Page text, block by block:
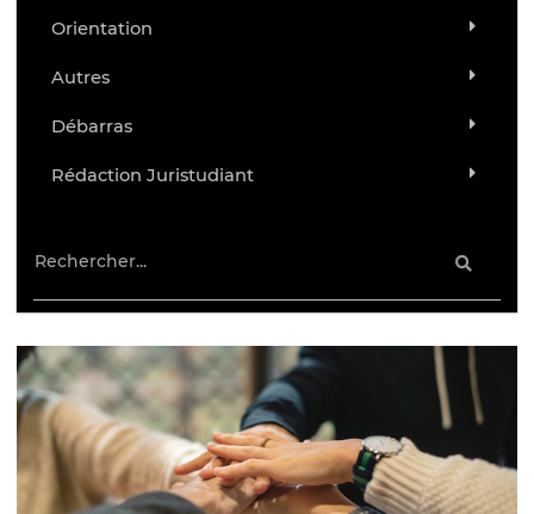
Orientation
Autres
Débarras
Rédaction Juristudiant